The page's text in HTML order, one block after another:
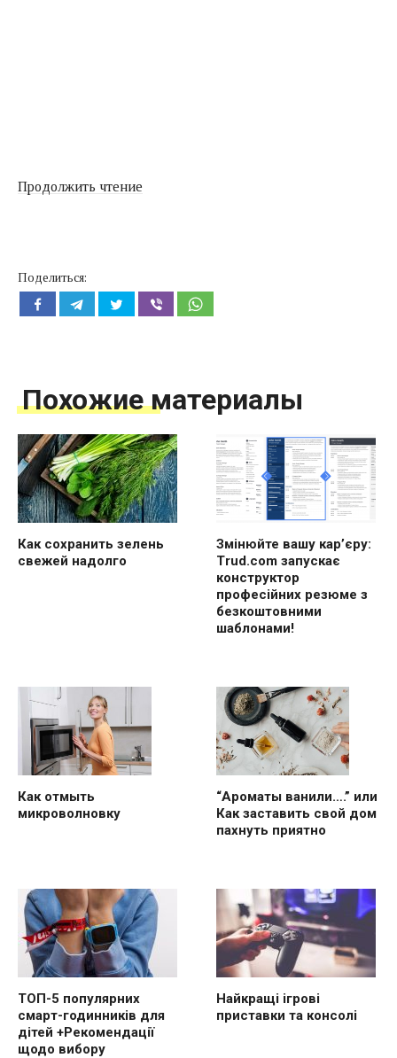
Продолжить чтение
Поделиться:
Похожие материалы
Как сохранить зелень
свежей надолго
Змінюйте вашу кар’єру:
Trud.com запускає
конструктор
професійних резюме з
безкоштовними
шаблонами!
Как отмыть
микроволновку
“Ароматы ванили….” или
Как заставить свой дом
пахнуть приятно
ТОП-5 популярних
смарт-годинників для
дітей +Рекомендації
щодо вибору
Найкращі ігрові
приставки та консолі